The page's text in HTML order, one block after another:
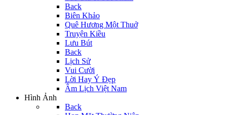
Back
Biên Khảo
Quê Hương Một Thuở
Truyện Kiều
Lưu Bút
Back
Lịch Sử
Vui Cười
Lời Hay Ý Đẹp
Âm Lịch Việt Nam
Hình Ảnh
Back